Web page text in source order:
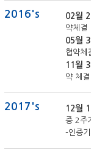
2016's 02월
약체결
05월
협약체
11월
약 체결
2017's 12월
증 2주
-인증